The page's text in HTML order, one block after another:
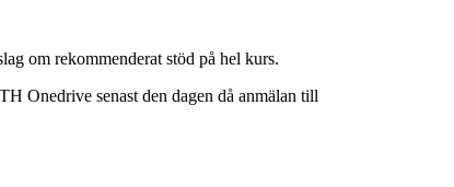
om rekommenderat stöd på hel kurs.
Onedrive senast den dagen då anmälan till